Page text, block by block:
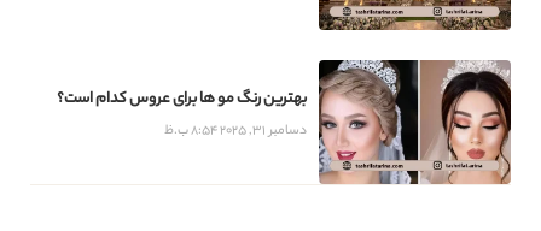
بهترین رنگ مو ها برای عروس کدام است؟
دسامبر 31, 2025 8:54 ب.ظ